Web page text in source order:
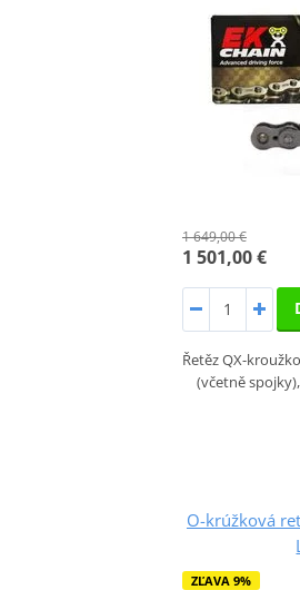
1 649,00 €
1 501,00 €
Řetěz QX-
(včetně
O-krúžková
ZĽAVA 9%